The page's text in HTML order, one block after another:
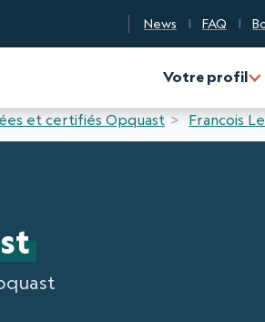
News FAQ
Votre profil
et certifiés Opquast Francois